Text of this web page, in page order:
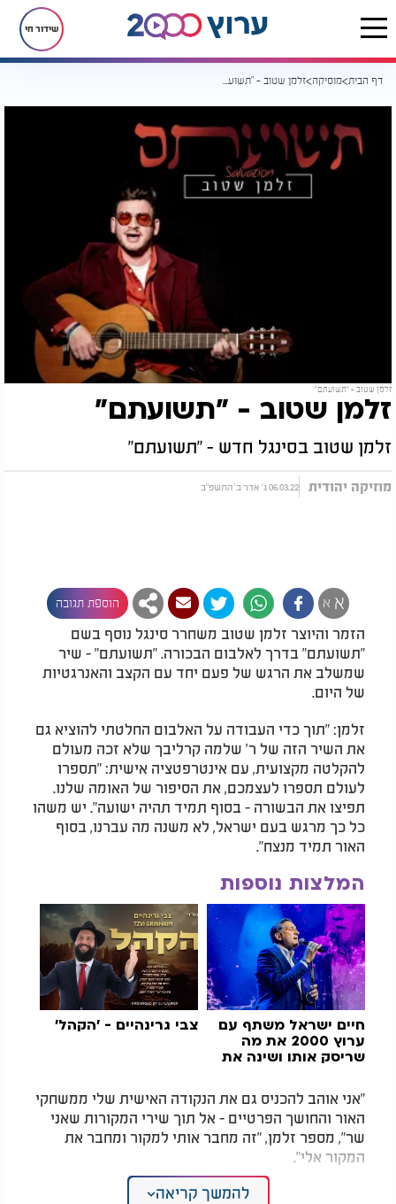
שידור חי
דף הבית מוסיקה זלמן שטוב - "תשועתם"
זלמן שטוב - "תשועתם"
זלמן שטוב - "תשועתם"
זלמן שטוב בסינגל חדש - "תשועתם"
מוזיקה יהודית 06.03.22 ג' אדר ב' התשפ"ב
א א הוספת תגובה
הזמר והיוצר זלמן שטוב משחרר סינגל נוסף בשם
"תשועתם" בדרך לאלבום הבכורה."תשועתם" - שיר
שמשלב את הרגש של פעם יחד עם הקצב והאנרגטיות
של היום.
זלמן: "תוך כדי העבודה על האלבום החלטתי להוציא גם
את השיר הזה של ר' שלמה קרליבך שלא זכה מעולם
להקלטה מקצועית, עם אינטרפטציה אישית: "תספרו
לעולם תספרו לעצמכם, את הסיפור של האומה שלנו.
תפיצו את הבשורה - בסוף תמיד תהיה ישועה". יש משהו
כל כך מרגש בעם ישראל, לא משנה מה עברנו, בסוף
האור תמיד מנצח".
המלצות נוספות
חיים ישראל משתף עם
ערוץ 2000 את מה
שריסק אותו ושינה את
מוזיקה
צבי גרינהיים - 'הקהל'
"אני אוהב להכניס גם את הנקודה האישית שלי ממשחקי
האור והחושך הפרטיים - אל תוך שירי המקורות שאני
שר", מספר זלמן, "זה מחבר אותי למקור ומחבר את
המקור אלי".
לחן: ר' שלמה קרליבך, זלמן שטוב
להמשך קריאה